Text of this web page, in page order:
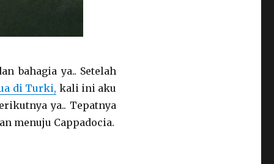
bahagia ya.. Setelah
di Turki, kali ini aku
ya.. Tepatnya
menuju Cappadocia.